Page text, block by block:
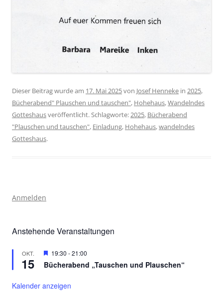
Dieser Beitrag wurde am 17. Mai 2025von Josef Henneke in 2025,
Bücherabend" Plauschen und tauschen", Hohehaus,Wandelndes
Gotteshausveröffentlicht. Schlagworte:2025, Bücherabend
"Plauschen und tauschen", Einladung, Hohehaus,wandelndes
Gotteshaus.
Anmelden
Anstehende Veranstaltungen
OKT.
15
Hervorgehoben
19:30 -21:00
Bücherabend „Tauschen und Plauschen“
Kalender anzeigen